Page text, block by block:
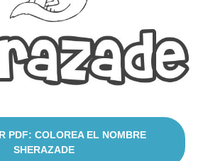
PDF: COLOREA EL NOMBRE
SHERAZADE